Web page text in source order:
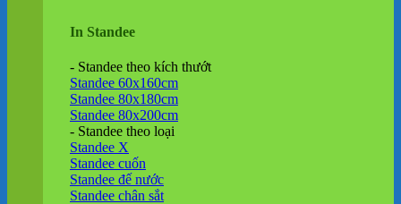
In Standee
- Standee theo kích thướt
Standee 60x160cm
Standee 80x180cm
Standee 80x200cm
- Standee theo loại
Standee X
Standee cuốn
Standee đế nước
Standee chân sắt